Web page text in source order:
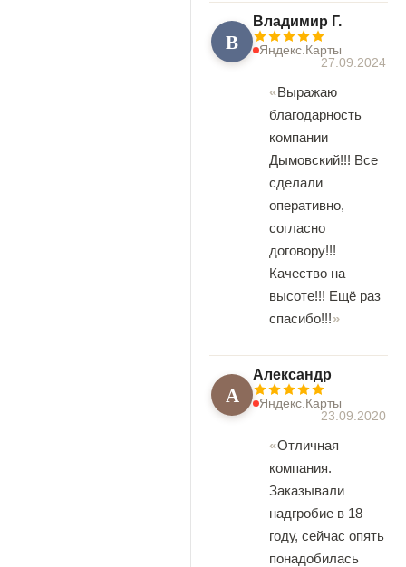
В
Владимир Г.
Яндекс.Карты
27.09.2024
Выражаю
благодарность
компании
Дымовский!!! Все
сделали
оперативно,
согласно
договору!!!
Качество на
высоте!!! Ещё раз
спасибо!!!
А
Александр
Яндекс.Карты
23.09.2020
Отличная
компания.
Заказывали
надгробие в 18
году, сейчас опять
понадобилась